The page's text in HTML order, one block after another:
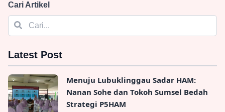
Cari Artikel
Latest Post
Menuju Lubuklinggau Sadar HAM:
Nanan Sohe dan Tokoh Sumsel Bedah
Strategi P5HAM